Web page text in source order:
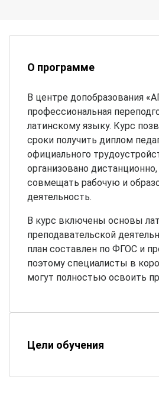
О программе
В центре допобразования
профессиональная
латинскому языку. Курс
сроки получить диплом
официального
организовано
совмещать рабочую и
деятельность.
В курс включены основы
преподавательской
план составлен по ФГОС и
поэтому специалисты в
могут полностью освоить
Цели обучения